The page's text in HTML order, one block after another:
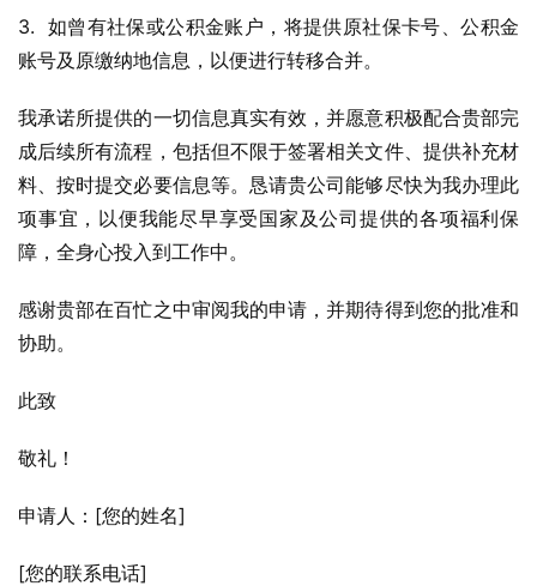
3.  如曾有社保或公积金账户，将提供原社保卡号、公积金
账号及原缴纳地信息，以便进行转移合并。
我承诺所提供的一切信息真实有效，并愿意积极配合贵部完
成后续所有流程，包括但不限于签署相关文件、提供补充材
料、按时提交必要信息等。恳请贵公司能够尽快为我办理此
项事宜，以便我能尽早享受国家及公司提供的各项福利保
障，全身心投入到工作中。
感谢贵部在百忙之中审阅我的申请，并期待得到您的批准和
协助。
此致
敬礼！
申请人：[您的姓名]
[您的联系电话]